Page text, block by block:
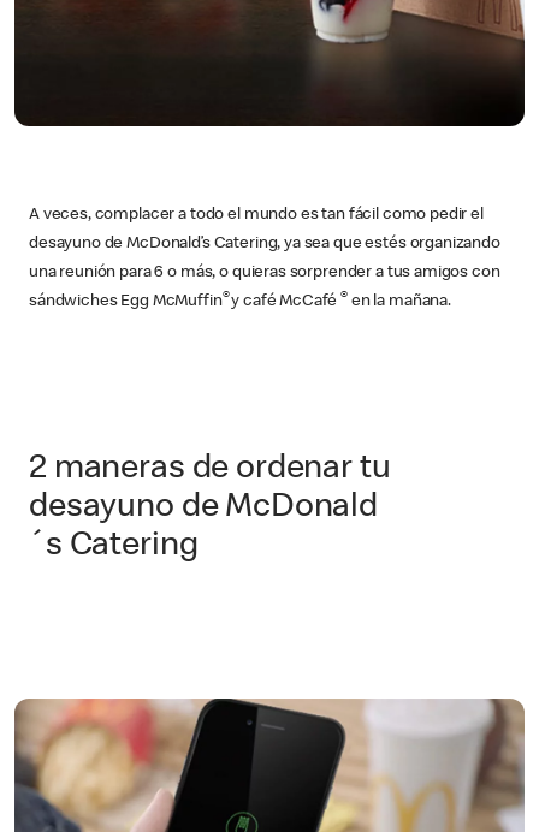
A veces, complacer a todo el mundo es tan fácil como pedir el
desayuno de McDonald’s Catering, ya sea que estés organizando
una reunión para 6 o más, o quieras sorprender a tus amigos con
sándwiches Egg McMuffin®y café McCafé® en la mañana.
2 maneras de ordenar tu
desayuno de McDonald
´s Catering